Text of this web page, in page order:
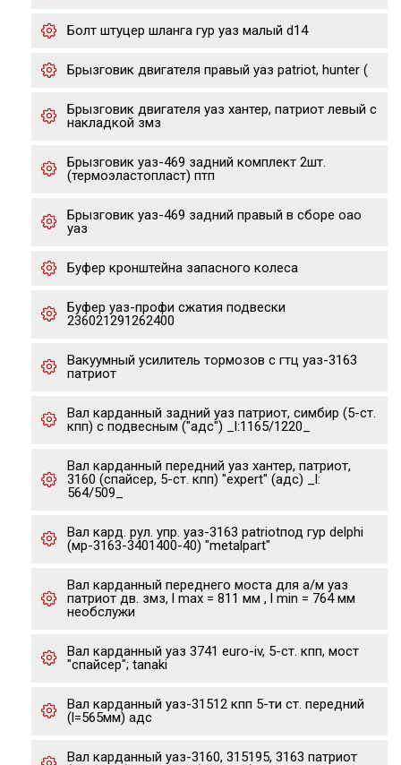
Болт штуцер шланга гур уаз малый d14
Брызговик двигателя правый уаз patriot, hunter (
Брызговик двигателя уаз хантер, патриот левый с
накладкой змз
Брызговик уаз-469 задний комплект 2шт.
(термоэластопласт) птп
Брызговик уаз-469 задний правый в сборе оао
уаз
Буфер кронштейна запасного колеса
Буфер уаз-профи сжатия подвески
236021291262400
Вакуумный усилитель тормозов с гтц уаз-3163
патриот
Вал карданный задний уаз патриот, симбир (5-ст.
кпп) с подвесным ("адс") _l:1165/1220_
Вал карданный передний уаз хантер, патриот,
3160 (спайсер, 5-ст. кпп) "expert" (адс) _l:
564/509_
Вал кард. рул. упр. уаз-3163 patriotпод гур delphi
(мр-3163-3401400-40) "metalpart"
Вал карданный переднего моста для а/м уаз
патриот дв. змз, l max = 811 мм , l min = 764 мм
необслужи
Вал карданный уаз 3741 euro-iv, 5-ст. кпп, мост
"спайсер"; tanaki
Вал карданный уаз-31512 кпп 5-ти ст. передний
(l=565мм) адс
Вал карданный уаз-3160, 315195, 3163 патриот